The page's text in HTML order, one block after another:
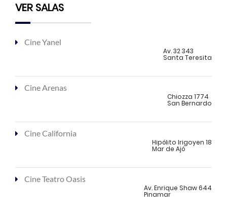
VER SALAS
Cine Yanel
Av. 32 343
Santa Teresita
Cine Arenas
Chiozza 1774
San Bernardo
Cine California
Hipólito Irigoyen 18
Mar de Ajó
Cine Teatro Oasis
Av. Enrique Shaw 644
Pinamar